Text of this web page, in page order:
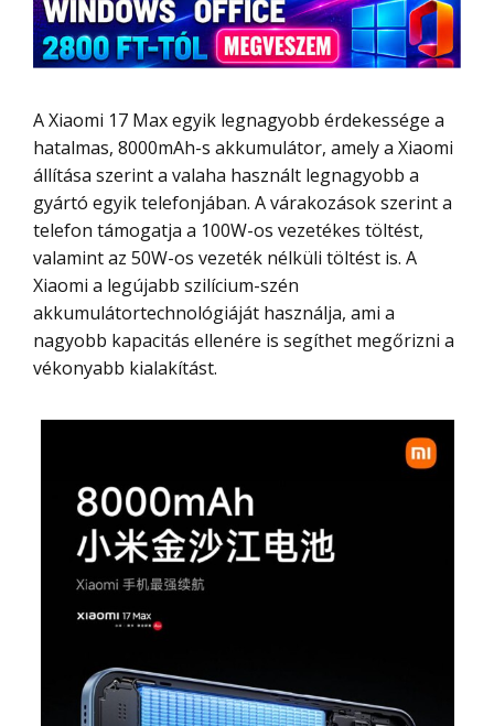
A Xiaomi 17 Max egyik legnagyobb érdekessége a
hatalmas, 8000mAh-s akkumulátor, amely a Xiaomi
állítása szerint a valaha használt legnagyobb a
gyártó egyik telefonjában. A várakozások szerint a
telefon támogatja a 100W-os vezetékes töltést,
valamint az 50W-os vezeték nélküli töltést is. A
Xiaomi a legújabb szilícium-szén
akkumulátortechnológiáját használja, ami a
nagyobb kapacitás ellenére is segíthet megőrizni a
vékonyabb kialakítást.